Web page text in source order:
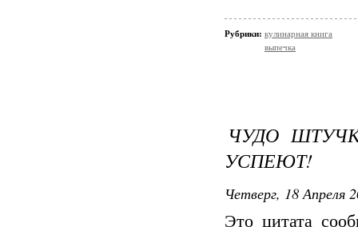
Рубрики: кулинарная книга
выпечка
ЧУДО
УСПЕЮТ!
Четверг, 18 Апреля
Это цитата